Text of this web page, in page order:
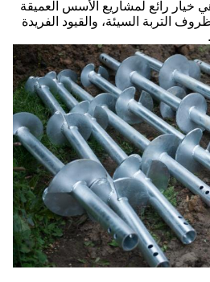
خيار رائع لمشاريع الأسس العميقة
التربة السيئة، والقيود الفريدة